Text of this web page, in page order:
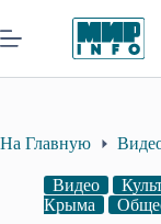
к
сути
На Главную
Видео
Крыма